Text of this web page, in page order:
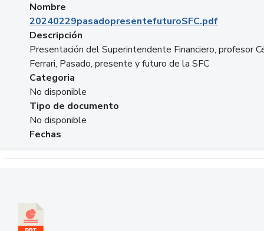
Nombre
20240229pasadopresentefuturoSFC.pdf
Descripción
Presentación del Superintendente Financiero, profesor
Ferrari, Pasado, presente y futuro de la SFC
Categoria
No disponible
Tipo de documento
No disponible
Fechas